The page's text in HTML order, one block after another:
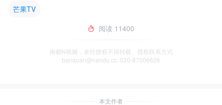
芒果TV
阅读 11400
南都N视频，未经授权不得转载、授权联系方式
banquan@nandu.cc. 020-87006626
本文作者